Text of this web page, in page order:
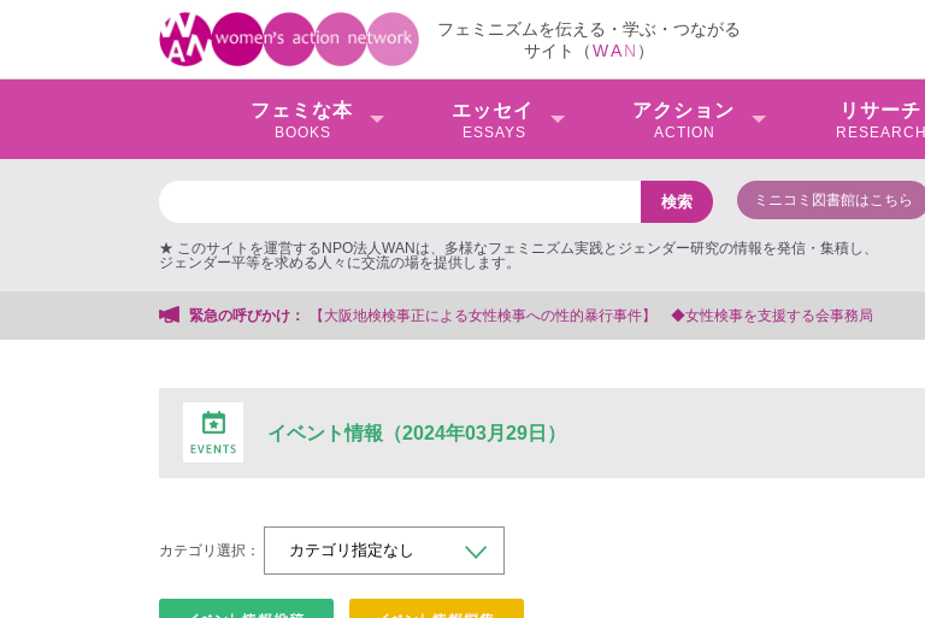
フェミニズムを伝える・学ぶ・つながる
サイト（WAN ）
フェミな本
BOOKS
エッセイ
ESSAYS
アクション
ACTION
リサーチ
RESEARCH
ミニコミ図書館はこちら
★ このサイトを運営するNPO法人WANは、多様なフェミニズム実践とジェンダー研究の情報を発信・集積し、
ジェンダー平等を求める人々に交流の場を提供します。
緊急の呼びかけ：
地検検事正による女性検事への性的暴行事件】 ◆女性検事を支援する会事務局
イベント情報（2024年03月29日）
カテゴリ選択：